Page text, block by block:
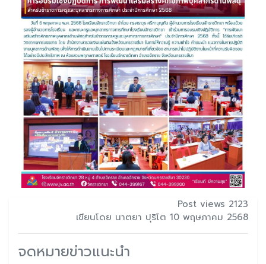
Post views 2123
เขียนโดย นาตยา ปุริโต 10 พฤษภาคม 2568
จดหมายข่าวแนะนำ